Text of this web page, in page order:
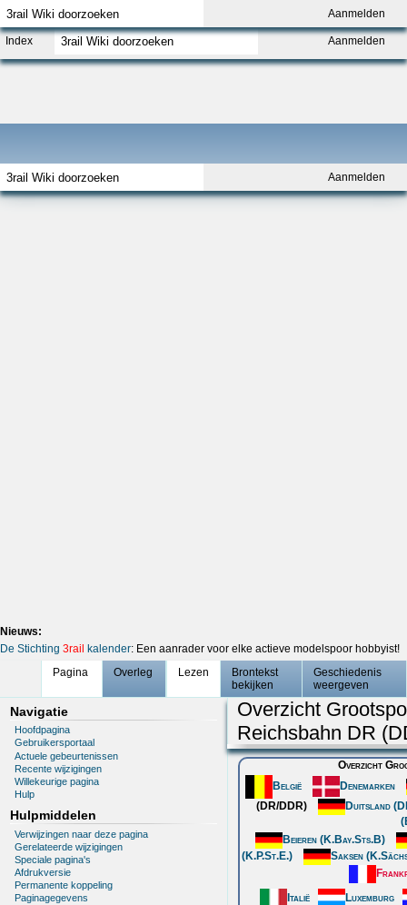
Aanmelden
Aanmelden
Index Aanmelden
Nieuws:
De Stichting 3rail kalender: Een aanrader voor elke actieve modelspoor hobbyist!
Pagina
Overleg Lezen
Brontekst
bekijken
Geschiedenis
weergeven
Navigatie
Hoofdpagina
Gebruikersportaal
Actuele gebeurtenissen
Recente wijzigingen
Willekeurige pagina
Hulp
Hulpmiddelen
Verwijzingen naar deze pagina
Gerelateerde wijzigingen
Speciale pagina's
Afdrukversie
Permanente koppeling
Paginagegevens
Overzicht
Reichsbahn DR
Overzicht
België
Denemarken
(DR/DDR)
Duitsland
Beieren (K.Bay.Sts.B)
(K.P.St.E.)
Saksen
Italië
Luxemburg